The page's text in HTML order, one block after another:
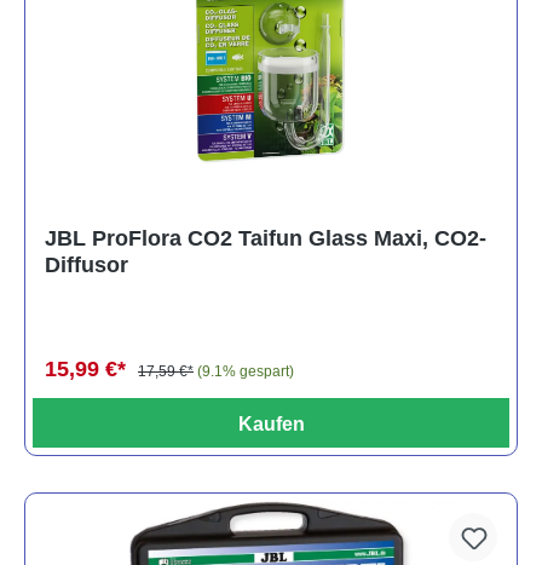
JBL ProFlora CO2 Taifun Glass Maxi, CO2-
Diffusor
15,99 €* 17,59 €* (9.1% gespart)
Kaufen